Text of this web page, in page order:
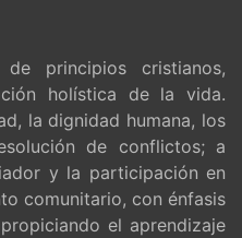
principios cristianos,
holística de la vida.
la dignidad humana, los
de conflictos; a
y la participación en
comunitario, con énfasis
el aprendizaje